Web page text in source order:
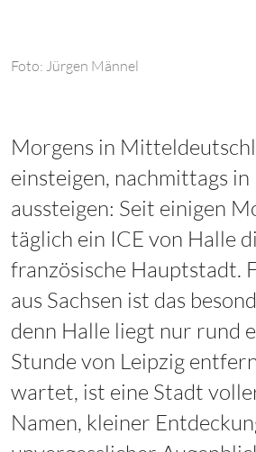
Foto: Jürgen Männel
Morgens in
einsteigen, nachmittags in
aussteigen: Seit einigen
täglich ein ICE von Halle
französische Hauptstadt.
aus Sachsen ist das
denn Halle liegt nur rund
Stunde von Leipzig
wartet, ist eine Stadt
Namen, kleiner